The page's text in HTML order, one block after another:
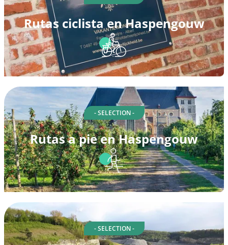
Rutas ciclista en Haspengouw
- SELECTION -
Rutas a pie en Haspengouw
- SELECTION -